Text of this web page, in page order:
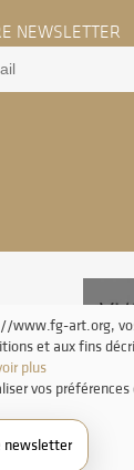
NEWSLETTER
autorisation de la
des oeuvres autre
newsletter
www.fg-art.org,
et aux fins
plus
vos